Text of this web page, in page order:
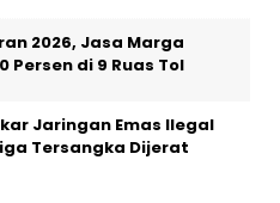
2026, Jasa Marga
Persen di 9 Ruas Tol
Jaringan Emas Ilegal
Tersangka Dijerat